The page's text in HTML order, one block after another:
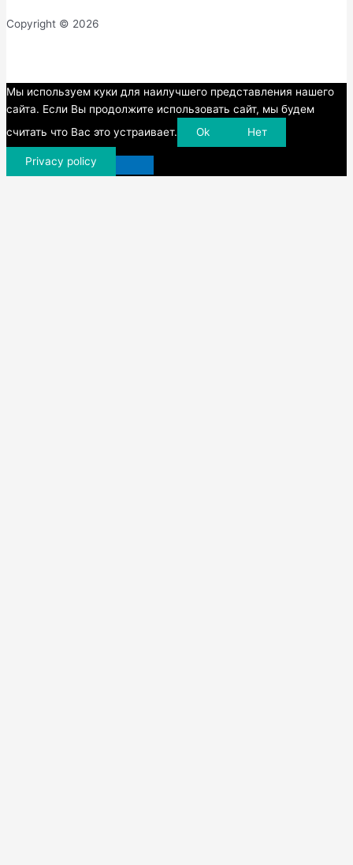
Copyright © 2026
Прокрутка
вверх
Мы используем куки для наилучшего представления нашего
сайта. Если Вы продолжите использовать сайт, мы будем
считать что Вас это устраивает.
Ok Нет
Privacy policy